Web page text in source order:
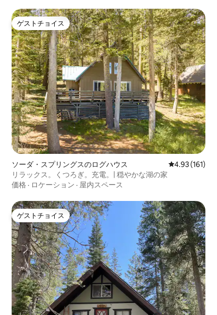
ゲストチョイス
ゲストチョイス
ソーダ・スプリングスのログハウス レビュー161
4.93 (161)
リラックス。くつろぎ。充電。| 穏やかな湖の家
価格 · ロケーション · 屋内スペース
ゲストチョイス
ゲストチョイス